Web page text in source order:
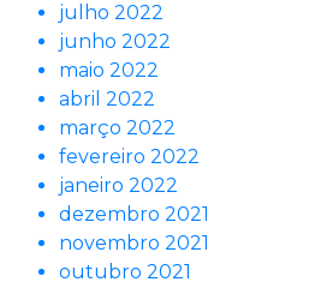
julho 2022
junho 2022
maio 2022
abril 2022
março 2022
fevereiro 2022
janeiro 2022
dezembro 2021
novembro 2021
outubro 2021